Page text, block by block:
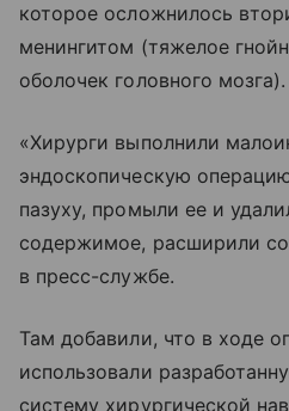
которое осложнилось
менингитом (тяжелое
оболочек головного мозга).
«Хирурги выполнили
эндоскопическую
пазуху, промыли ее и
содержимое, расширили
в пресс-службе.
Там добавили, что в ходе
использовали
систему хирургической